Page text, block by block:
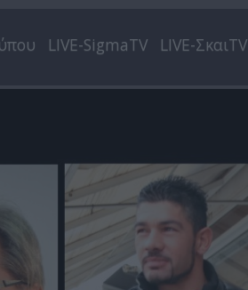
LIVE-SigmaTV LIVE-ΣκαιTV